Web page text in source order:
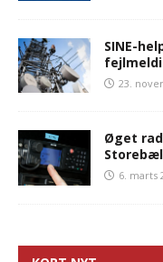
SINE-
23.
Øget
6. marts